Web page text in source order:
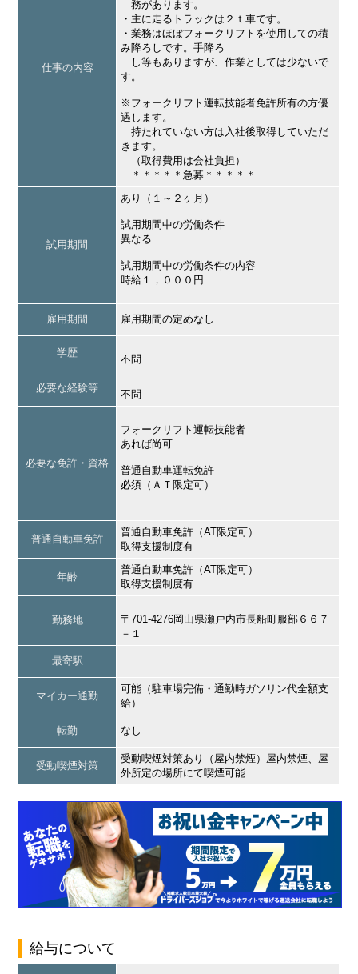
仕事の内容
務があります。
・主に走るトラックは２ｔ車です。
・業務はほぼフォークリフトを使用しての積
み降ろしです。手降ろ
し等もありますが、作業としては少ないで
す。
※フォークリフト運転技能者免許所有の方優
遇します。
持たれていない方は入社後取得していただ
きます。
（取得費用は会社負担）
＊＊＊＊＊急募＊＊＊＊＊
試用期間
あり（１～２ヶ月）
試用期間中の労働条件
異なる
試用期間中の労働条件の内容
時給１，０００円
雇用期間 雇用期間の定めなし
学歴
不問
必要な経験等
不問
必要な免許・資格
フォークリフト運転技能者
あれば尚可
普通自動車運転免許
必須（ＡＴ限定可）
普通自動車免許
普通自動車免許（AT限定可）
取得支援制度有
年齢
普通自動車免許（AT限定可）
取得支援制度有
勤務地
〒701-4276岡山県瀬戸内市長船町服部６６７
－１
最寄駅
マイカー通勤
可能（駐車場完備・通勤時ガソリン代全額支
給）
転勤 なし
受動喫煙対策
受動喫煙対策あり（屋内禁煙）屋内禁煙、屋
外所定の場所にて喫煙可能
給与について